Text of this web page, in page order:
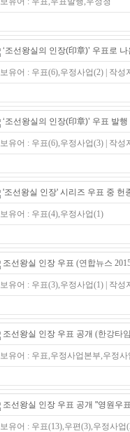
‘조선왕실의 인장(印章)’ 우표로
보유어 : 우표(6),우정사업(2) | 작성
‘조선왕실의 인장(印章)’ 우표 발행
보유어 : 우표(6),우정사업(3) | 작성
'조선왕실 인장' 시리즈 우표 중 헌
보유어 : 우표(4),우정사업(1)
조선왕실 인장 우표 (연합뉴스
보유어 : 우표(3),우정사업(1) | 작성
조선왕실 인장 우표 공개 (한강타
보유어 : 우표,우정사업본부,우정
조선왕실 인장 우표 공개 "영원우
보유어 : 우표(13),우편(3),우정사업